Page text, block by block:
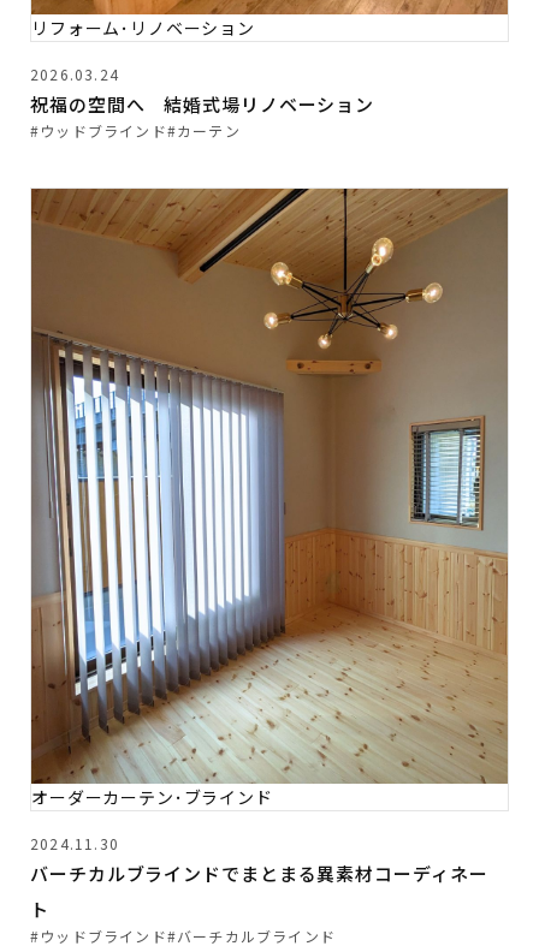
リフォーム･リノベーション
2026.03.24
祝福の空間へ 結婚式場リノベーション
#ウッドブラインド#カーテン
オーダーカーテン･ブラインド
2024.11.30
バーチカルブラインドでまとまる異素材コーディネー
ト
#ウッドブラインド#バーチカルブラインド